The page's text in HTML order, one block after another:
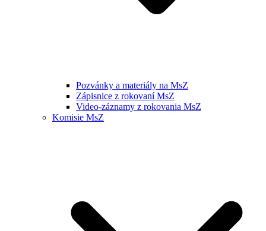
Pozvánky a materiály na MsZ
Zápisnice z rokovaní MsZ
Video-záznamy z rokovania MsZ
Komisie MsZ